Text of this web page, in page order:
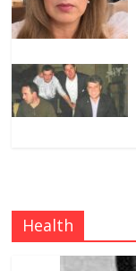
Health